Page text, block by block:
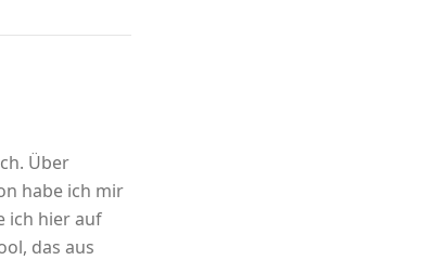
Über
habe ich mir
ich hier auf
das aus